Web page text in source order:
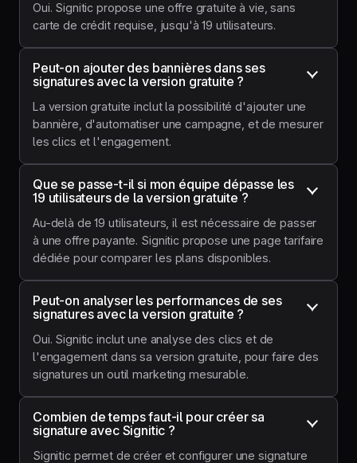
Oui. Signitic propose une offre gratuite à vie, sans
carte de crédit requise, jusqu'à 19 utilisateurs.
Peut-on ajouter des bannières dans ses
signatures avec la version gratuite ?
La version gratuite inclut la possibilité d'ajouter une
bannière, d'automatiser une campagne, et de mesurer
les clics et l'engagement.
Que se passe-t-il si mon équipe dépasse les
19 utilisateurs de la version gratuite ?
Au-delà de 19 utilisateurs, il est nécessaire de passer
à une offre payante. Signitic propose une page tarifaire
dédiée pour comparer les plans disponibles.
Peut-on analyser les performances de ses
signatures avec la version gratuite ?
Oui. Signitic inclut une analyse des clics et de
l'engagement dans sa version gratuite, pour faire des
signatures un outil marketing mesurable.
Combien de temps faut-il pour créer sa
signature avec Signitic ?
Signitic permet de créer et configurer une signature